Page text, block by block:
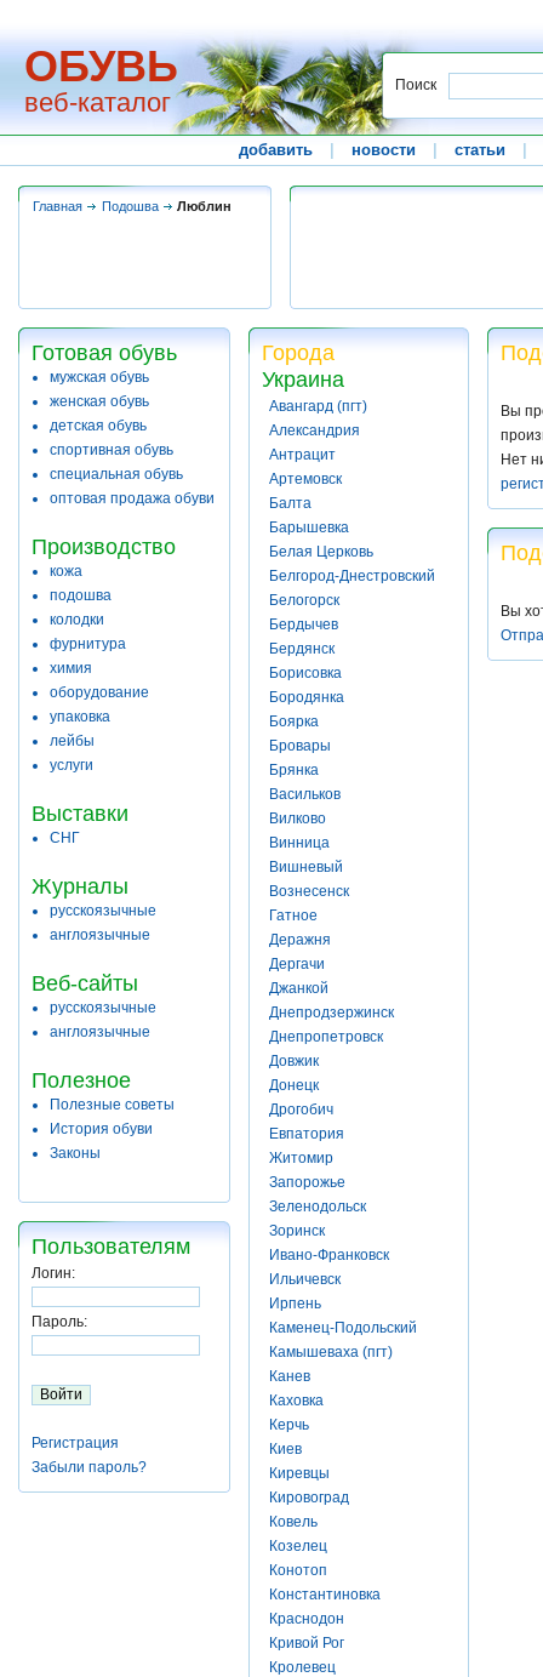
ОБУВЬ
веб-каталог
Поиск
добавить новости статьи
Главная Подошва Люблин
Готовая обувь
мужская обувь
женская обувь
детская обувь
спортивная обувь
специальная обувь
оптовая продажа обуви
Производство
кожа
подошва
колодки
фурнитура
химия
оборудование
упаковка
лейбы
услуги
Выставки
СНГ
Журналы
русскоязычные
англоязычные
Веб-сайты
русскоязычные
англоязычные
Полезное
Полезные советы
История обуви
Законы
Пользователям
Логин:
Пароль:
Регистрация
Забыли пароль?
Города
Украина
Авангард (пгт)
Александрия
Антрацит
Артемовск
Балта
Барышевка
Белая Церковь
Белгород-Днестровский
Белогорск
Бердычев
Бердянск
Борисовка
Бородянка
Боярка
Бровары
Брянка
Васильков
Вилково
Винница
Вишневый
Вознесенск
Гатное
Деражня
Дергачи
Джанкой
Днепродзержинск
Днепропетровск
Довжик
Донецк
Дрогобич
Евпатория
Житомир
Запорожье
Зеленодольск
Зоринск
Ивано-Франковск
Ильичевск
Ирпень
Каменец-Подольский
Камышеваха (пгт)
Канев
Каховка
Керчь
Киев
Киревцы
Кировоград
Ковель
Козелец
Конотоп
Константиновка
Краснодон
Кривой Рог
Кролевец
Вы
Нет
Вы